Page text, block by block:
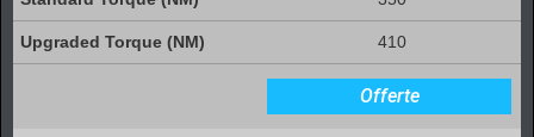
410
Offerte